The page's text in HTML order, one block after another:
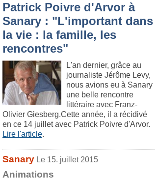
Patrick Poivre d'Arvor à
Sanary : "L'important dans
la vie : la famille, les
rencontres"
L'an dernier, grâce au
journaliste Jérôme Levy,
nous avions eu à Sanary
une belle rencontre
littéraire avec Franz-
Olivier Giesberg.Cette année, il a récidivé
en ce 14 juillet avec Patrick Poivre d'Arvor.
Lire l'article.
Sanary Le 15. juillet 2015
Animations